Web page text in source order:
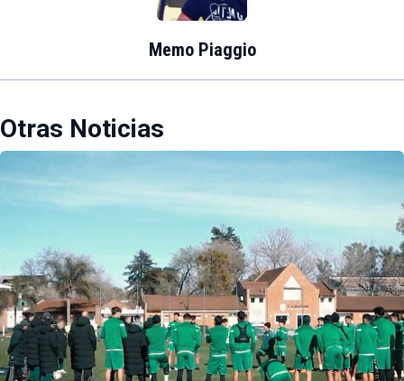
Memo Piaggio
Otras Noticias